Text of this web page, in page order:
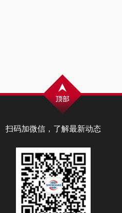
扫码加微信，了解最新动态